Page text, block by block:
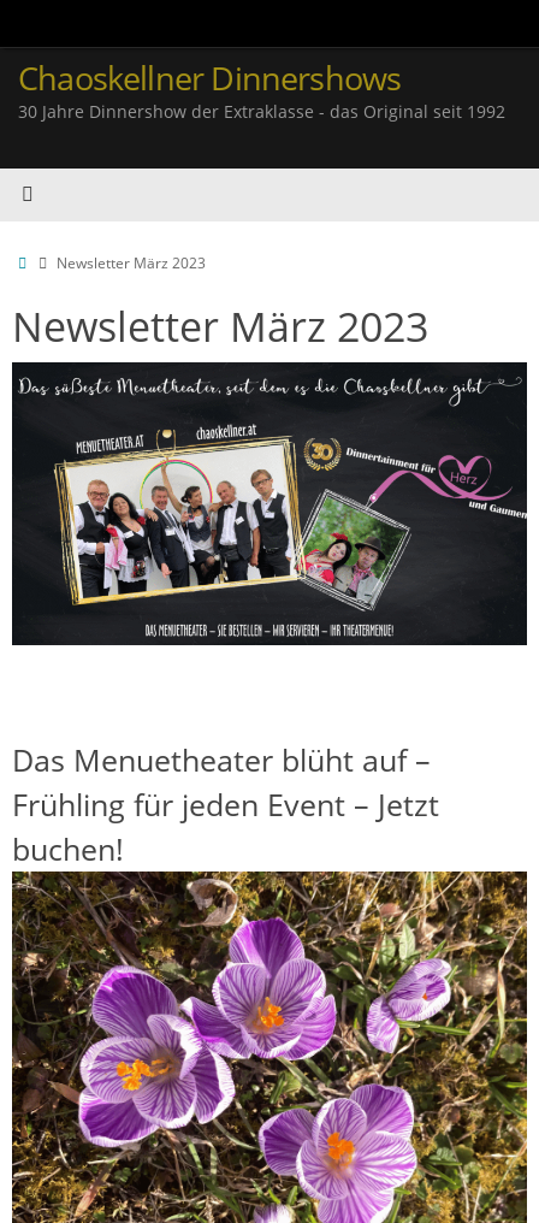
springen
Chaoskellner Dinnershows
30 Jahre Dinnershow der Extraklasse - das Original seit 1992
StartNewsletter März 2023
Newsletter März 2023
Das Menuetheater blüht auf –
Frühling für jeden Event – Jetzt
buchen!